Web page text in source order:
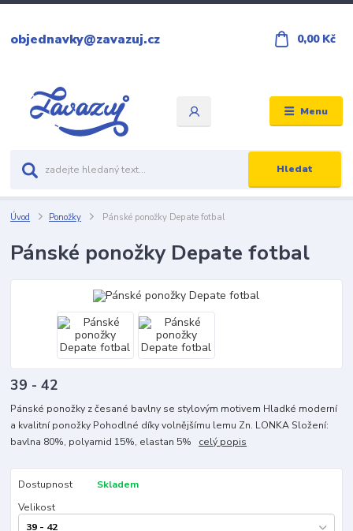
Menu
Hledat
objednavky@zavazuj.cz 0,00 Kč
Úvod Ponožky Pánské ponožky Depate fotbal
Pánské ponožky Depate fotbal
39 - 42
Pánské ponožky z česané bavlny se stylovým motivem Hladké moderní
a kvalitní ponožky Pohodlné díky volnějšímu lemu Zn. LONKA Složení:
bavlna 80%, polyamid 15%, elastan 5% celý popis
Dostupnost
Skladem
Velikost